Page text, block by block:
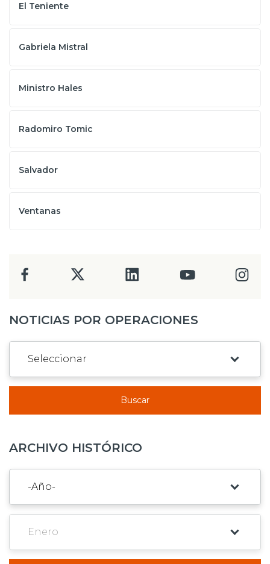
El Teniente
Gabriela Mistral
Ministro Hales
Radomiro Tomic
Salvador
Ventanas
NOTICIAS POR OPERACIONES
Buscar
ARCHIVO HISTÓRICO